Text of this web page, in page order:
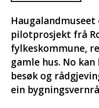
pilotprosjekt frå
fylkeskommune,
gamle hus. No
besøk og
ein